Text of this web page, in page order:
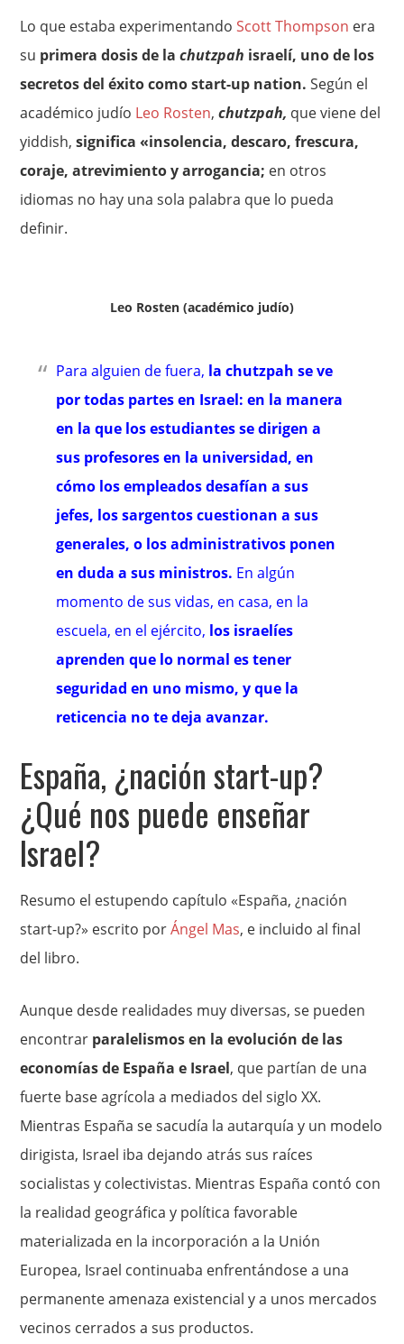
Lo que estaba experimentandoScott Thompson era
su primera dosis de lachutzpah israelí, uno de los
secretos del éxito como start-up nation.Según el
académico judío Leo Rosten, chutzpah, que viene del
yiddish, significa «insolencia, descaro, frescura,
coraje, atrevimiento y arrogancia; en otros
idiomas no hay una sola palabra que lo pueda
definir.
Leo Rosten (académico judío)
Para alguien de fuera, la chutzpah se ve
por todas partes en Israel: en la manera
en la que los estudiantes se dirigen a
sus profesores en la universidad, en
cómo los empleados desafían a sus
jefes, los sargentos cuestionan a sus
generales, o los administrativos ponen
en duda a sus ministros. En algún
momento de sus vidas, en casa, en la
escuela, en el ejército, los israelíes
aprenden que lo normal es tener
seguridad en uno mismo, y que la
reticencia no te deja avanzar.
España, ¿nación start-up?
¿Qué nos puede enseñar
Israel?
Resumo el estupendo capítulo «España, ¿nación
start-up?» escrito porÁngel Mas, e incluido al final
del libro.
Aunque desde realidades muy diversas, se pueden
encontrar paralelismos en la evolución de las
economías de España e Israel, que partían de una
fuerte base agrícola a mediados del siglo XX.
Mientras España se sacudía la autarquía y un modelo
dirigista, Israel iba dejando atrás sus raíces
socialistas y colectivistas. Mientras España contó con
la realidad geográfica y política favorable
materializada en la incorporación a la Unión
Europea, Israel continuaba enfrentándose a una
permanente amenaza existencial y a unos mercados
vecinos cerrados a sus productos.